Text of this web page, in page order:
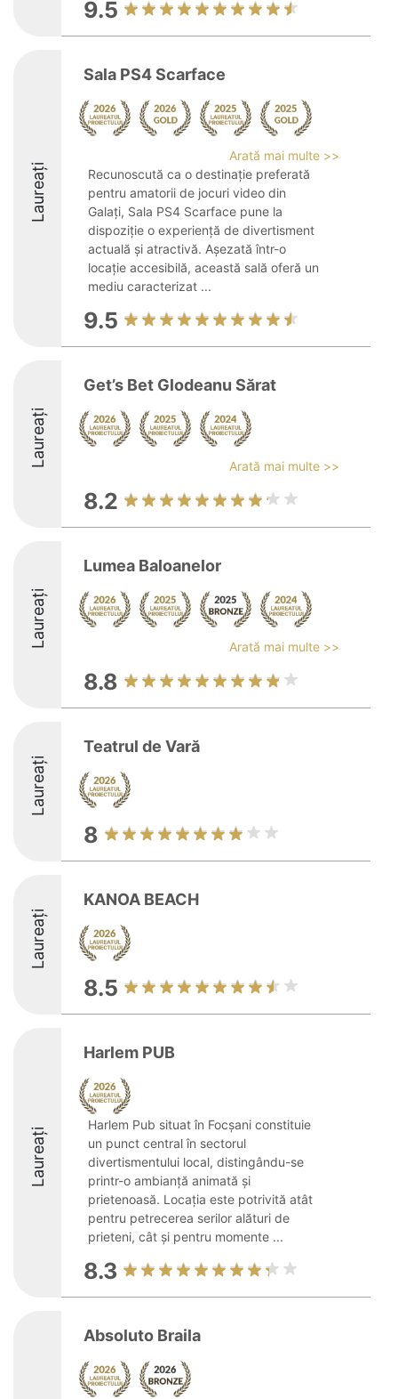
9.5
Laureați
Sala PS4 Scarface
Arată mai multe >>
Recunoscută ca o destinație preferată
pentru amatorii de jocuri video din
Galați, Sala PS4 Scarface pune la
dispoziție o experiență de divertisment
actuală și atractivă. Așezată într-o
locație accesibilă, această sală oferă un
mediu caracterizat ...
9.5
Laureați
Get’s Bet Glodeanu Sărat
Arată mai multe >>
8.2
Laureați
Lumea Baloanelor
Arată mai multe >>
8.8
Laureați
Teatrul de Vară
8
Laureați
KANOA BEACH
8.5
Laureați
Harlem PUB
Harlem Pub situat în Focșani constituie
un punct central în sectorul
divertismentului local, distingându-se
printr-o ambianță animată și
prietenoasă. Locația este potrivită atât
pentru petrecerea serilor alături de
prieteni, cât și pentru momente ...
8.3
Absoluto Braila